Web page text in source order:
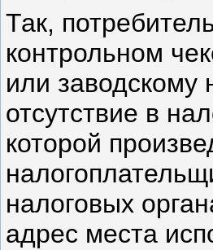
Так,
контрольном
или
отсутствие в
которой
налоговых
адрес места